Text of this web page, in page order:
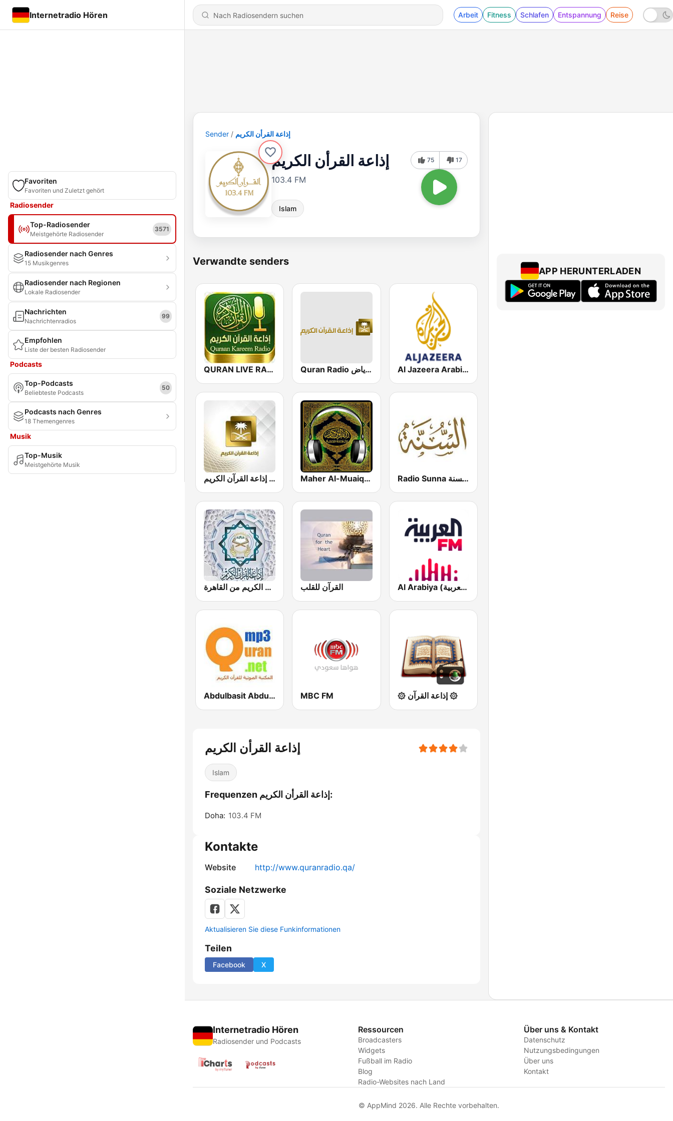
Internetradio Hören Arbeit Fitness Schlafen Entspannung Reise
Favoriten
Favoriten und Zuletzt gehört
Radiosender
Top-Radiosender
Meistgehörte Radiosender
3571
Radiosender nach Genres
15 Musikgenres
Radiosender nach Regionen
Lokale Radiosender
Nachrichten
Nachrichtenradios
99
Empfohlen
Liste der besten Radiosender
Podcasts
Top-Podcasts
Beliebteste Podcasts
50
Podcasts nach Genres
18 Themengenres
Musik
Top-Musik
Meistgehörte Musik
Sender إذاعة القرأن الكريم
إذاعة القرأن الكريم
103.4 FM
Islam
75 17
Verwandte senders
QURAN LIVE RADIO Quran Radio اذاعة القرآن الكريم - الرياض Al Jazeera Arabic (قناة الجزيرة)
إذاعة القرآن الكريم - Holy Quran Radio Maher Al-Muaiqly (ماهر المعيقلي) Radio Sunna إذاعة السنة
إذاعة القرآن الكريم من القاهرة القرآن للقلب Al Arabiya (العربية FM)
Abdulbasit Abdulsamad WARSH Radio MBC FM ۞ إذاعة القرآن ۞
إذاعة القرأن الكريم
Islam
Frequenzen إذاعة القرأن الكريم:
Doha: 103.4 FM
Kontakte
Website http://www.quranradio.qa/
Soziale Netzwerke
Aktualisieren Sie diese Funkinformationen
Teilen
Facebook X
APP HERUNTERLADEN
Internetradio Hören
Radiosender und Podcasts
Ressourcen
Broadcasters
Widgets
Fußball im Radio
Blog
Radio-Websites nach Land
Über uns & Kontakt
Datenschutz
Nutzungsbedingungen
Über uns
Kontakt
© AppMind 2026. Alle Rechte vorbehalten.